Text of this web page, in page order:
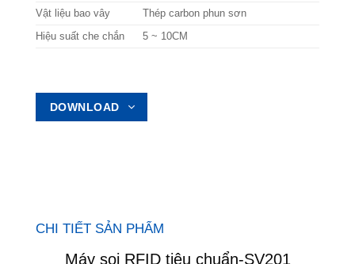
Vật liệu bao vây
Thép carbon phun sơn
Hiệu suất che chắn
5 ~ 10CM
DOWNLOAD
CHI TIẾT SẢN PHẨM
Máy soi RFID tiêu chuẩn-SV201